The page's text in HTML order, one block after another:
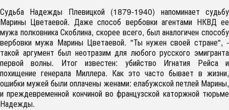
Судьба Надежды Плевицкой (1879-1940) напоминает судьбу
Марины Цветаевой. Даже способ вербовки агентами НКВД ее
мужа полковника Скоблина, скорее всего, был аналогичен способу
вербовки мужа Марины Цветаевой. "Ты нужен своей стране", -
такой аргумент был неотразим для любого русского эмигранта
первой волны. Итог известен: убийство Игнатия Рейса и
похищение генерала Миллера. Как это часто бывает в жизни,
ошибки мужей были оплачены женами: елабужской петлей Марины,
и преждевременной кончиной во французской каторжной тюрьме
Надежды.